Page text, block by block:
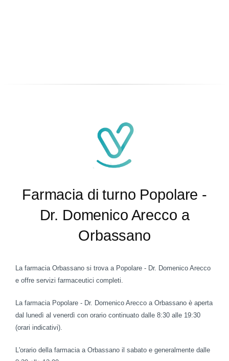
Farmacia di turno Popolare -
Dr. Domenico Arecco a
Orbassano
La farmacia Orbassano si trova a Popolare - Dr. Domenico Arecco
e offre servizi farmaceutici completi.
La farmacia Popolare - Dr. Domenico Arecco a Orbassano è aperta
dal lunedì al venerdì con orario continuato dalle 8:30 alle 19:30
(orari indicativi).
L'orario della farmacia a Orbassano il sabato e generalmente dalle